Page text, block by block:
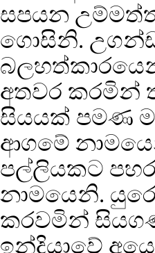
සපයන
ගොසිනි.
අතවර කරමින්
සියයක් පමණ
ආගමේ
පල්ලියකට
නාමයෙනි.
කරවමින්
ඉන්දියාවේ